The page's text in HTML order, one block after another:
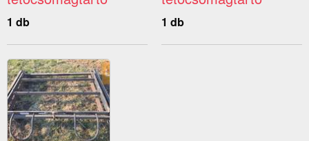
1 db 1 db